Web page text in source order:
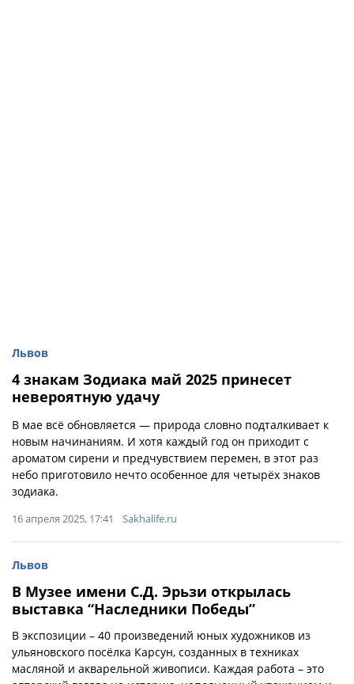
Львов
4 знакам Зодиака май 2025 принесет
невероятную удачу
В мае всё обновляется — природа словно подталкивает к
новым начинаниям. И хотя каждый год он приходит с
ароматом сирени и предчувствием перемен, в этот раз
небо приготовило нечто особенное для четырёх знаков
зодиака.
16 апреля 2025, 17:41 Sakhalife.ru
Львов
В Музее имени С.Д. Эрьзи открылась
выставка “Наследники Победы”
В экспозиции – 40 произведений юных художников из
ульяновского посёлка Карсун, созданных в техниках
масляной и акварельной живописи. Каждая работа – это